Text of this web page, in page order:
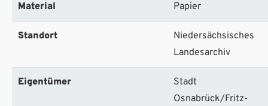
Material Papier
Standort
Niedersächsisches
Landesarchiv
Eigentümer
Stadt
Osnabrück/Fritz-